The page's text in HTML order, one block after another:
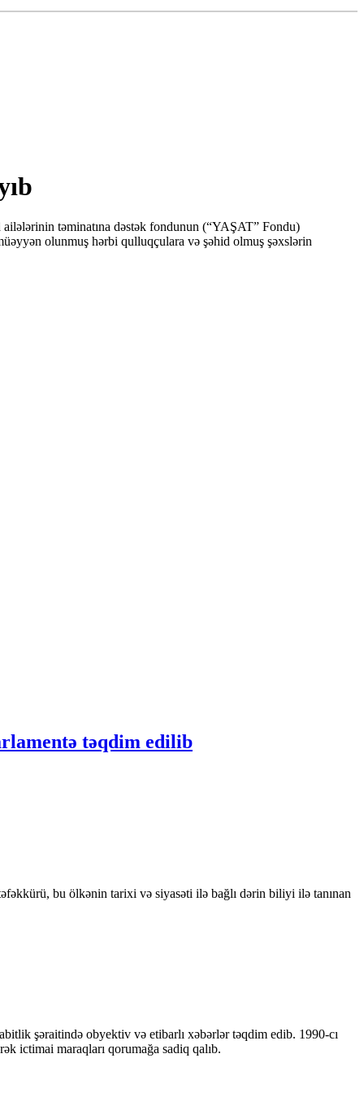
təminatına dəstək fondunun (“YAŞAT” Fondu)
olunmuş hərbi qulluqçulara və şəhid olmuş şəxslərin
təqdim edilib
bu ölkənin tarixi və siyasəti ilə bağlı dərin biliyi ilə tanınan
şəraitində obyektiv və etibarlı xəbərlər təqdim edib. 1990-cı
ictimai maraqları qorumağa sadiq qalıb.